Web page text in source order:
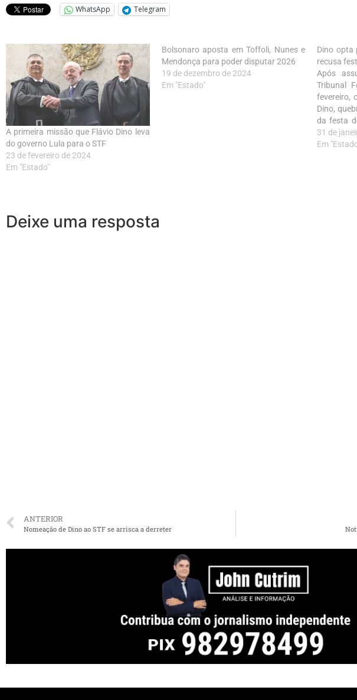
WhatsApp Telegram
A primeira missão que Flávio Dino leva
do governo Lula para o STF
23 de fevereiro de 2024
Em "Estado"
Bolsonaro aposta em Toffoli, Nunes e
Mendonça para poder disputar 2026
19 de dezembro de 2024
Em "Estado"
Dino opta
recusa
Após
Tribunal
fevereiro,
Dino,
da festa
31 de
Em
Deixe uma resposta
ANTERIOR
Nomeação de Dino ao STF se arrisca a derreter